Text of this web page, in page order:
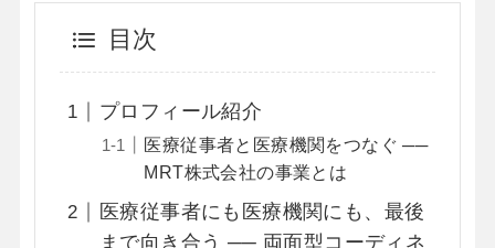
目次
プロフィール紹介
医療従事者と医療機関をつなぐ ──
MRT株式会社の事業とは
医療従事者にも医療機関にも、最後
まで向き合う ── 両面型コーディネ